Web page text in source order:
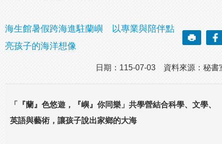
海生館暑假跨海進駐蘭嶼 以專業與陪伴點
亮孩子的海洋想像
日期：115-07-03 資料來源：秘書
「『蘭』色悠遊，『嶼』你同樂」共學營結合科學、文學、
英語與藝術，讓孩子說出家鄉的大海